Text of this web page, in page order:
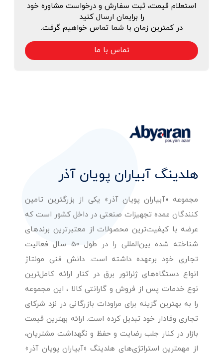
استعلام قیمت، ثبت سفارش و درخواست مشاوره خود
را برایمان ارسال کنید
در کمترین زمان با شما تماس خواهیم گرفت.
تماس با ما
هلدینگ آبیاران پویان آذر
مجموعه «آبیاران پویان آذر» یکی از بزرگترین تامین
کنندگان عمده تجهیزات صنعتی در داخل کشور است که
عرضه با کیفیت‌ترین محصولات از معتبرترین برندهای
شناخته شده بین‌المللی را در طول 50 سال فعالیت
تجاری خود برعهده داشته است. دانش فنی مونتاژ
انواع دستگاه‌های ژنراتور برق در کنار ارائه کامل‌ترین
نوع خدمات پس از فروش و گارانتی کالا ، این مجموعه
را به بهترین گزینه برای مراودات بازرگانی در نزد شرکای
تجاری وفادار خود تبدیل کرده است. ارائه بهترین قیمت
بازار در کنار جلب رضایت و حفظ و نگهداشت مشتریان،
از مهمترین استراتژی‌های هلدینگ «آبیاران پویان آذر»